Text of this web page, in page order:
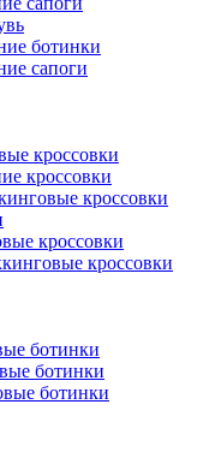
ботинки
сапоги
кроссовки
кроссовки
кроссовки
кроссовки
кроссовки
ботинки
ботинки
ботинки